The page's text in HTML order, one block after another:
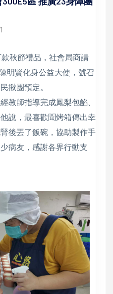
秋節禮品，社會局商請
明賢化身公益大使，號召
揪團預定。
教師指導完成鳳梨包餡、
說，最喜歡聞烤箱傳出幸
後丟了飯碗，協助製作手
病友，感謝各界行動支